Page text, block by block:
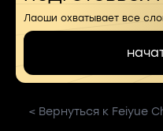
Лаоши охватывает все
< Вернуться к Feiyue